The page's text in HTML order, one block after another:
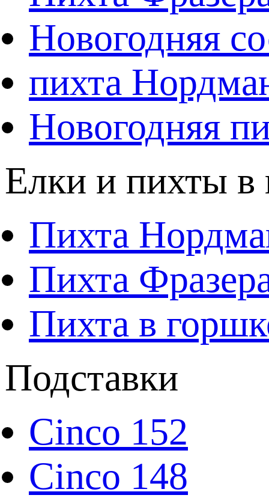
Новогодняя
пихта
Новогодняя
Елки и пихты в
Пихта
Пихта
Пихта в
Подставки
Cinco 152
Cinco 148